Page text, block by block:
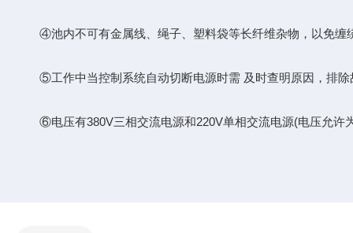
④池内不可有金属线、绳子、塑料袋等长纤维杂物，以免缠
⑤工作中当控制系统自动切断电源时需 及时查明原因，排除
⑥电压有380V三相交流电源和220V单相交流电源(电压允许为